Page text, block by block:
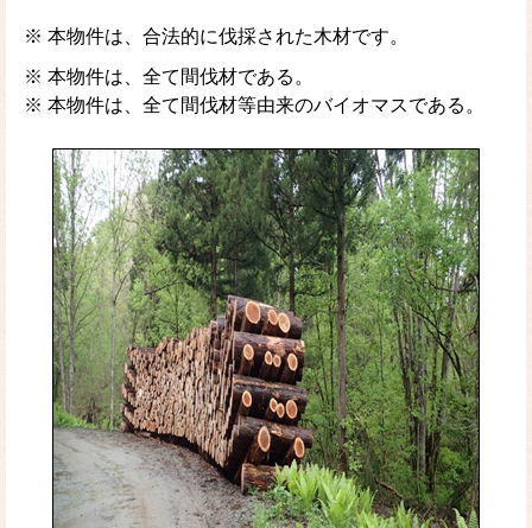
※ 本物件は、合法的に伐採された木材です。
※ 本物件は、全て間伐材である。
※ 本物件は、全て間伐材等由来のバイオマスである。